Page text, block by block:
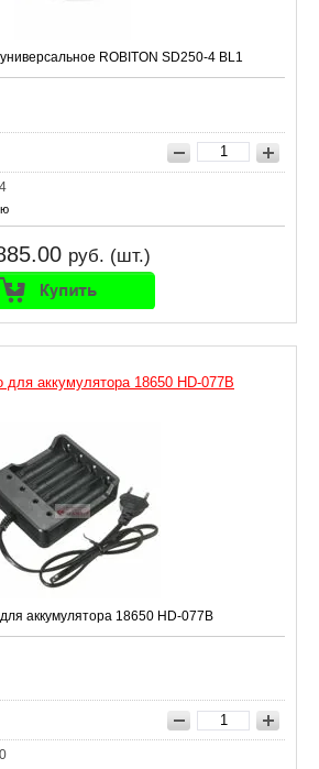
ROBITON SD250-4 BL1
руб. (шт.)
для аккумулятора 18650 HD-077B
аккумулятора 18650 HD-077B